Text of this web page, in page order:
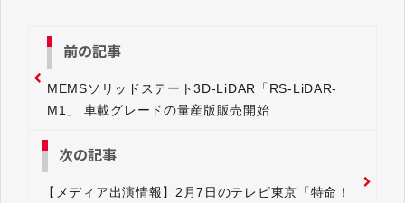
前の記事
MEMSソリッドステート3D-LiDAR「RS-LiDAR-
M1」 車載グレードの量産版販売開始
次の記事
【メディア出演情報】2月7日のテレビ東京「特命！